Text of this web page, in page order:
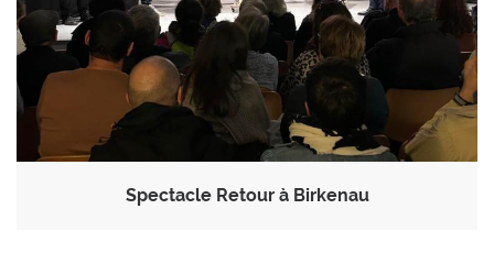
Spectacle Retour à Birkenau